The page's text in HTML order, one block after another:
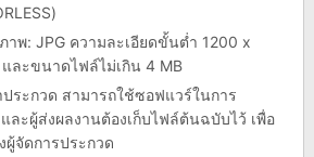
าพ: JPG ความละเอียดขั้นต่ำ 1200 x
ละขนาดไฟล์ไม่เกิน 4 MB
ระกวด สามารถใช้ซอฟแวร์ในการ
ละผู้ส่งผลงานต้องเก็บไฟล์ต้นฉบับไว้ เพื่อ
จัดการประกวด